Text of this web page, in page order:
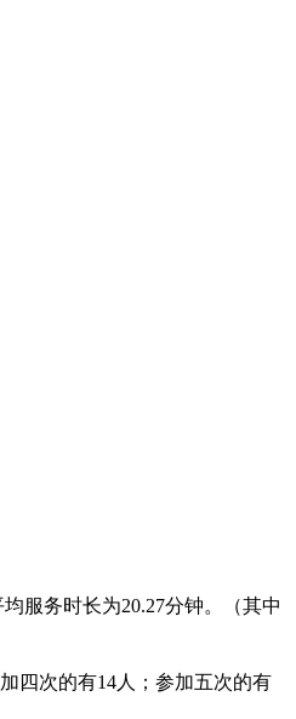
服务时长为20.27分钟。（其中
四次的有14人；参加五次的有